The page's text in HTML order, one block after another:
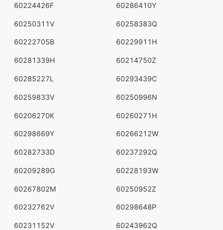
60224426F 60286410Y
60250311V 60258383Q
60222705B 60229911H
60281339H 60214750Z
60285227L 60293439C
60259833V 60250996N
60206270K 60260271H
60298669Y 60266212W
60282733D 60237292Q
60209289G 60228193W
60267802M 60250952Z
60232762V 60298648P
60231152V 60243962Q